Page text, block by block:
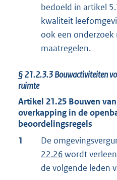
bedoeld in artikel
kwaliteit
ook een
maatregelen.
§21.2.3.3Bouwactiviteiten
ruimte
Artikel 21.25 Bouwen
overkapping in de
beoordelingsregels
1
De
22.26wordt
de volgende leden